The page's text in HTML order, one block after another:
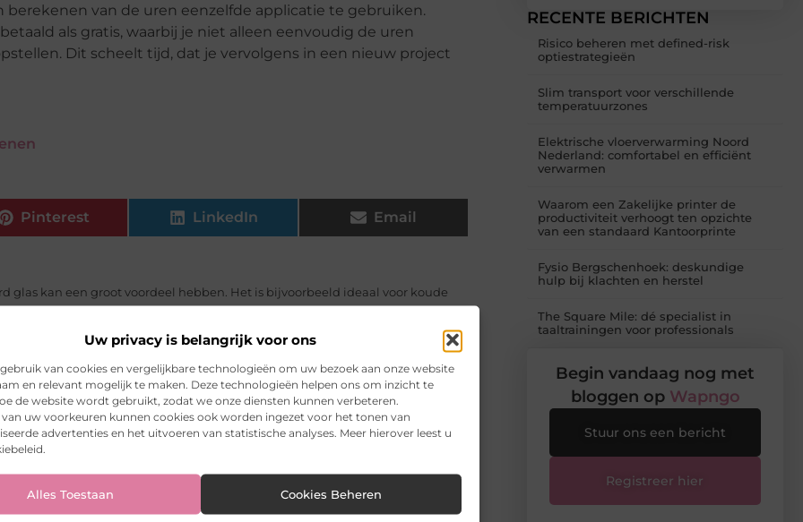
Uw privacy is belangrijk voor ons
van cookies en vergelijkbare technologieën om uw bezoek aan onze website
en relevant mogelijk te maken. Deze technologieën helpen ons om inzicht te
de website wordt gebruikt, zodat we onze diensten kunnen verbeteren.
uw voorkeuren kunnen cookies ook worden ingezet voor het tonen van
advertenties en het uitvoeren van statistische analyses. Meer hierover leest u
Alles Toestaan Cookies Beheren
van de uren eenzelfde applicatie te gebruiken.
als gratis, waarbij je niet alleen eenvoudig de uren
Dit scheelt tijd, dat je vervolgens in een nieuw project
Pinterest LinkedIn Email
glas kan een groot voordeel hebben. Het is bijvoorbeeld ideaal voor koude
bedrijfswagen leasen of bedrijfsauto leasen? Ben je op zoek naar een bus
waarvoor je deze...
je woning professioneel te beveiligen? Met een Ajax alarmsysteem zorg je
hele boeken over geschreven, genieten van het moment. Het is niet altijd
in 2016 gelanceerd als opvolger van de iPhone 6S Plus. Deze iPhone is
RECENTE BERICHTEN
Risico beheren met defined-risk
optiestrategieën
Slim transport voor verschillende
temperatuurzones
Elektrische vloerverwarming Noord
Nederland: comfortabel en efficiënt
verwarmen
Waarom een Zakelijke printer de
productiviteit verhoogt ten opzichte
van een standaard Kantoorprinte
Fysio Bergschenhoek: deskundige
hulp bij klachten en herstel
The Square Mile: dé specialist in
taaltrainingen voor professionals
Begin vandaag nog met
bloggen op Wapngo
Stuur ons een bericht
Registreer hier